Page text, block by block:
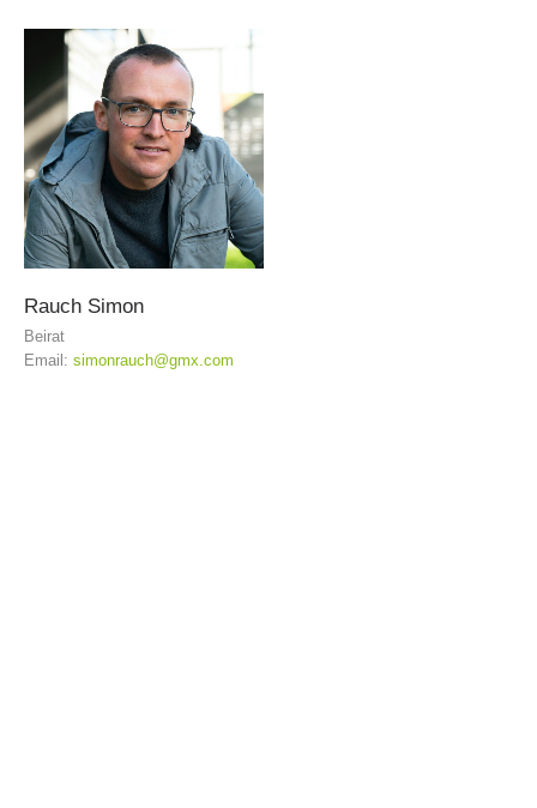
Formation
ACTIVITÉ
Rauch Simon
Beirat
Email: simonrauch@gmx.com